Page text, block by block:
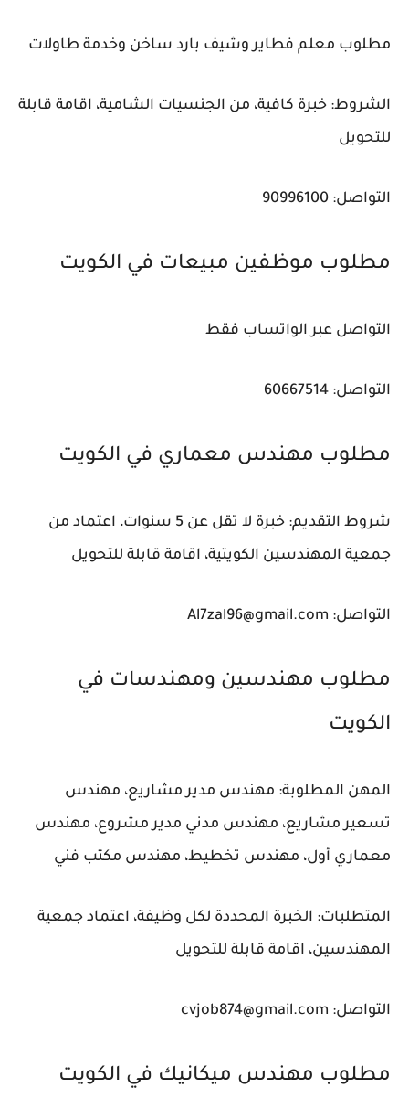
مطلوب معلم فطاير وشيف بارد ساخن وخدمة طاولات
الشروط: خبرة كافية، من الجنسيات الشامية، اقامة قابلة
للتحويل
التواصل: 90996100
مطلوب موظفين مبيعات في الكويت
التواصل عبر الواتساب فقط
التواصل: 60667514
مطلوب مهندس معماري في الكويت
شروط التقديم: خبرة لا تقل عن 5 سنوات، اعتماد من
جمعية المهندسين الكويتية، اقامة قابلة للتحويل
التواصل: Al7zal96@gmail.com
مطلوب مهندسين ومهندسات في
الكويت
المهن المطلوبة: مهندس مدير مشاريع، مهندس
تسعير مشاريع، مهندس مدني مدير مشروع، مهندس
معماري أول، مهندس تخطيط، مهندس مكتب فني
المتطلبات: الخبرة المحددة لكل وظيفة، اعتماد جمعية
المهندسين، اقامة قابلة للتحويل
التواصل: cvjob874@gmail.com
مطلوب مهندس ميكانيك في الكويت